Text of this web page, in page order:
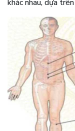
khác nhau, dựa